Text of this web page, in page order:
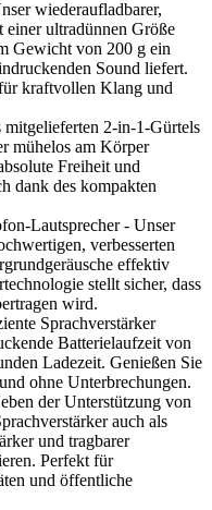
wiederaufladbarer,
einer ultradünnen Größe
Gewicht von 200 g ein
Sound liefert.
kraftvollen Klang und
2-in-1-Gürtels
mühelos am Körper
Freiheit und
dank des kompakten
Lautsprecher - Unser
verbesserten
effektiv
stellt sicher, dass
wird.
Sprachverstärker
Batterielaufzeit von
Ladezeit. Genießen Sie
ohne Unterbrechungen.
der Unterstützung von
auch als
und tragbarer
Perfekt für
und öffentliche